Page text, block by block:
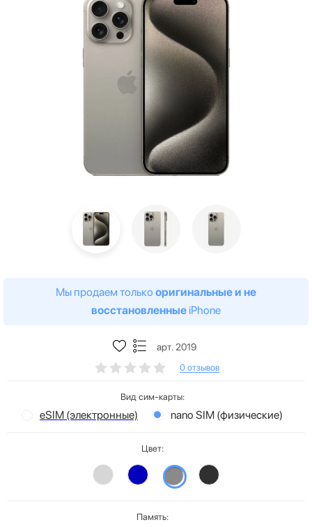
Мы продаем только оригинальные и не
восстановленные iPhone
арт. 2019
0 отзывов
Вид сим-карты:
eSIM (электронные) nano SIM (физические)
Цвет:
Память: